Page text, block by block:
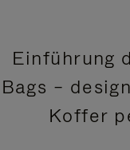
Einführung
Bags –
Koffer